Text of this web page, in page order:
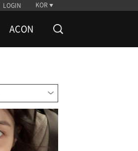
LOGIN KOR
ACON